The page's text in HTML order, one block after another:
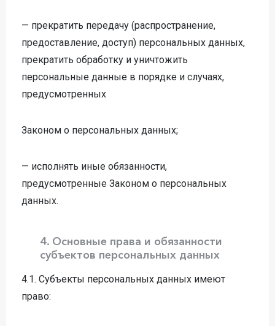
— прекратить передачу (распространение,
предоставление, доступ) персональных данных,
прекратить обработку и уничтожить
персональные данные в порядке и случаях,
предусмотренных
Законом о персональных данных;
— исполнять иные обязанности,
предусмотренные Законом о персональных
данных.
4. Основные права и обязанности
субъектов персональных данных
4.1. Субъекты персональных данных имеют
право: